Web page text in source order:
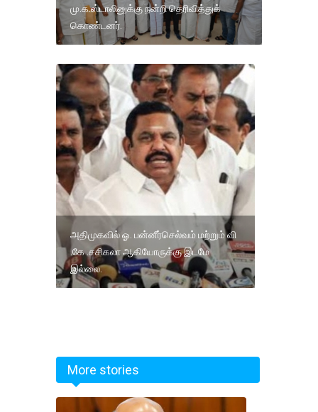
மு.க.ஸ்டாலினுக்கு நன்றி தெரிவித்துக்
கொண்டனர்.
அதிமுகவில் ஓ. பன்னீர்செல்வம் மற்றும் வி
.கே .சசிகலா ஆகியோருக்கு இடமே
இல்லை.
More stories